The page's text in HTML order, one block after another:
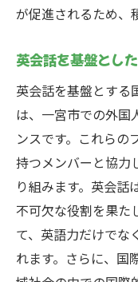
が促進されるため、
英会話を基盤とし
英会話を基盤とする
は、一宮市での外国
ンスです。これらの
持つメンバーと協力
り組みます。英会話
不可欠な役割を果た
て、英語力だけでな
れます。さらに、国